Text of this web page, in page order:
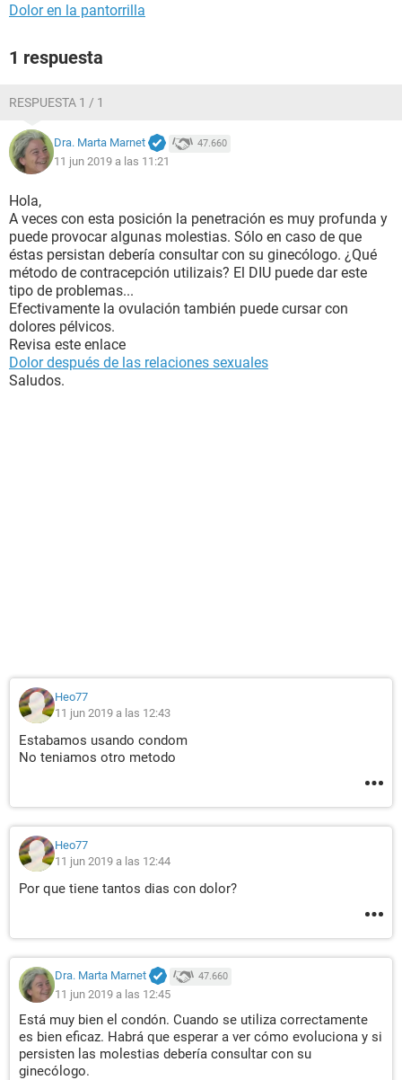
Dolor en la pantorrilla
1 respuesta
RESPUESTA 1 / 1
Dra. Marta Marnet 47.660
11 jun 2019 a las 11:21
Hola,
A veces con esta posición la penetración es muy profunda y
puede provocar algunas molestias. Sólo en caso de que
éstas persistan debería consultar con su ginecólogo. ¿Qué
método de contracepción utilizais? El DIU puede dar este
tipo de problemas...
Efectivamente la ovulación también puede cursar con
dolores pélvicos.
Revisa este enlace
Dolor después de las relaciones sexuales
Saludos.
Heo77
11 jun 2019 a las 12:43
Estabamos usando condom
No teniamos otro metodo
Heo77
11 jun 2019 a las 12:44
Por que tiene tantos dias con dolor?
Dra. Marta Marnet 47.660
11 jun 2019 a las 12:45
Está muy bien el condón. Cuando se utiliza correctamente
es bien eficaz. Habrá que esperar a ver cómo evoluciona y si
persisten las molestias debería consultar con su
ginecólogo.